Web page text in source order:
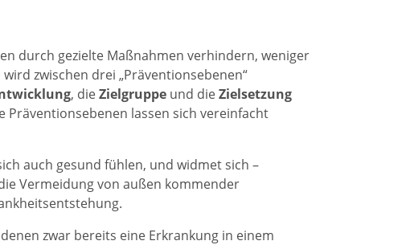
durch gezielte Maßnahmen verhindern, weniger
zwischen drei „Präventionsebenen“
, dieZielgruppeund dieZielsetzung
lassen sich vereinfacht
auch gesund fühlen, und widmet sich –
Vermeidung von außen kommender
zwar bereits eine Erkrankung in einem